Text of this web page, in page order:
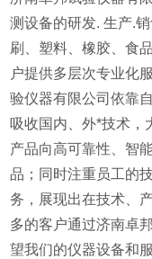
测设备的研发. 生产.
刷、塑料、橡胶、食
户提供多层次专业化
验仪器有限公司依靠
吸收国内、外*技术，
产品向高可靠性、智
品；同时注重员工的
务，展现出在技术、
多的客户通过济南卓
望我们的仪器设备和